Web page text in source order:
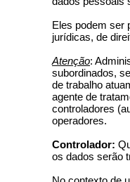
Eles podem ser
jurídicas, de
Atenção:
subordinados,
de trabalho
agente de
controladores
operadores.
Controlador:
os dados serão